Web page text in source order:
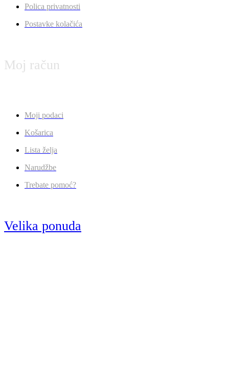
Polica privatnosti
Postavke kolačića
Moj račun
Moji podaci
Košarica
Lista želja
Narudžbe
Trebate pomoć?
Velika ponuda